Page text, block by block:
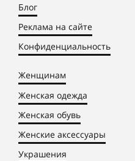
Блог
Реклама на сайте
Конфиденциальность
Женщинам
Женская одежда
Женская обувь
Женские аксессуары
Украшения